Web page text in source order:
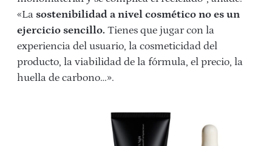
«La sostenibilidad a nivel cosmético no es un
ejercicio sencillo. Tienes que jugar con la
experiencia del usuario, la cosmeticidad del
producto, la viabilidad de la fórmula, el precio, la
huella de carbono…».